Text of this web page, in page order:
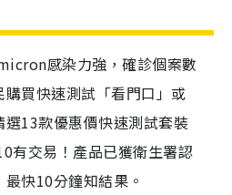
感染力強，確診個案數
買快速測試「看門口」或
13款優惠價快速測試套裝
有交易！產品已獲衛生署認
快10分鐘知結果。